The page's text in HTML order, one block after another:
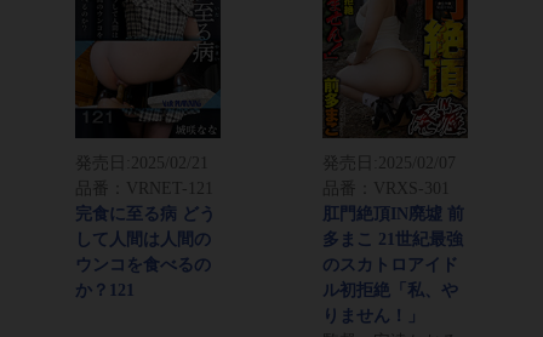
発売日: 2025/02/21
品番：VRNET-121
完食に至る病 どう
して人間は人間の
ウンコを食べるの
か？121
発売日: 2025/02/07
品番：VRXS-301
肛門絶頂IN廃墟 前
多まこ 21世紀最強
のスカトロアイド
ル初拒絶「私、や
りません！」